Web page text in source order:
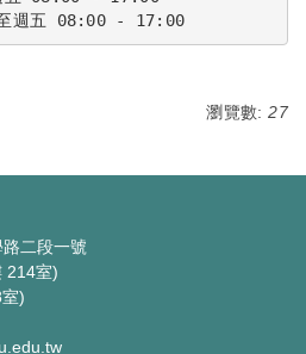
至週五 08:00 - 17:00
瀏覽數: 27
二段一號
214室)
)